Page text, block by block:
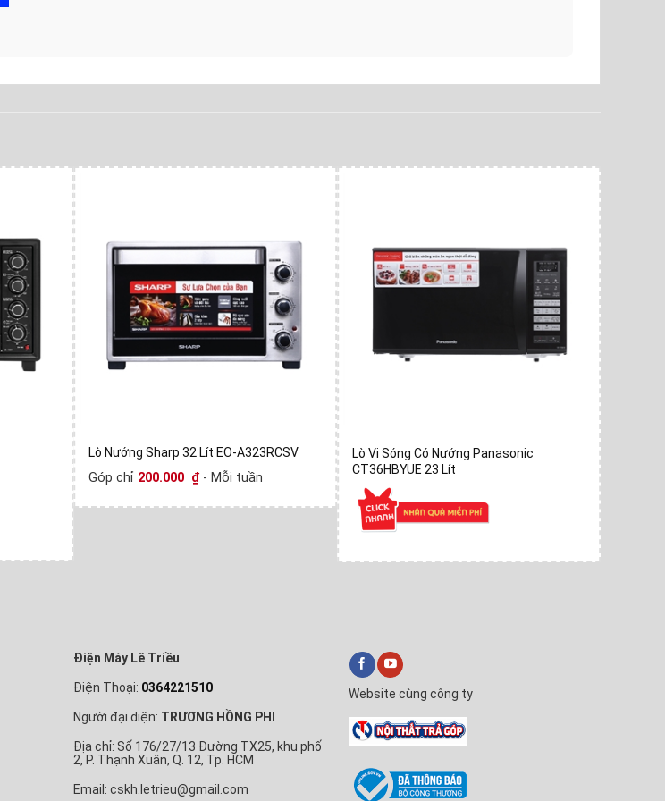
Lò Nướng Sharp 32 Lít EO-A323RCSV
Góp chỉ 200.000 ₫ - Mỗi tuần
Lò Vi Sóng Có Nướng Panasonic
CT36HBYUE 23 Lít
Điện Máy Lê Triều
Điện Thoại: 0364221510
Người đại diện: TRƯƠNG HỒNG PHI
Địa chỉ: Số 176/27/13 Đường TX25, khu phố
2, P. Thạnh Xuân, Q. 12, Tp. HCM
Email: cskh.letrieu@gmail.com
Website cùng công ty